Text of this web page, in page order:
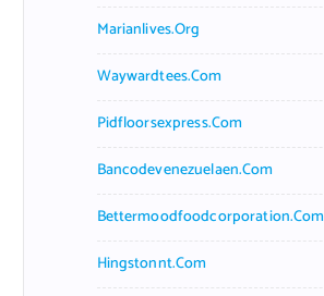
Marianlives.org
Waywardtees.com
Pidfloorsexpress.com
Bancodevenezuelaen.com
Bettermoodfoodcorporation.com
Hingstonnt.com